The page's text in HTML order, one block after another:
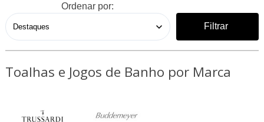
Ordenar por:
Filtrar
Toalhas e Jogos de Banho por Marca